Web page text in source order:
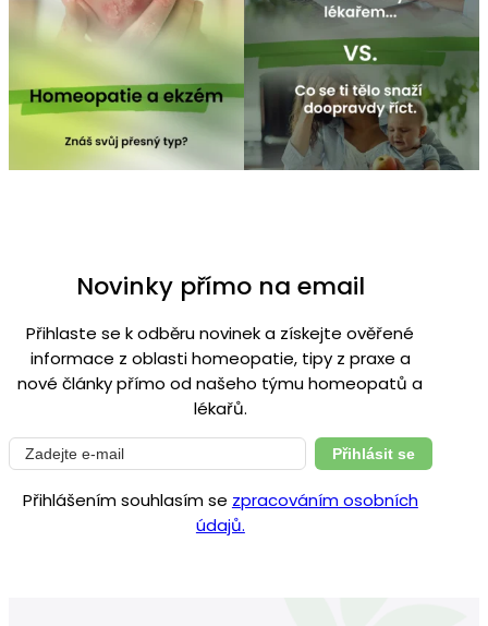
Novinky přímo na email
Přihlaste se k odběru novinek a získejte ověřené
informace z oblasti homeopatie, tipy z praxe a
nové články přímo od našeho týmu homeopatů a
lékařů.
Přihlásit se
Přihlášením souhlasím se zpracováním osobních
údajů.